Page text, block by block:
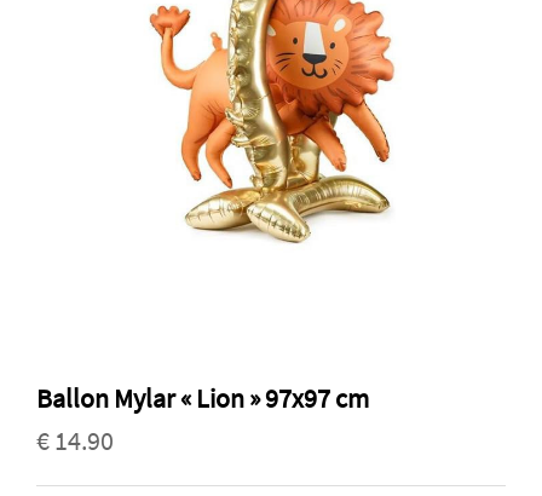
Ballon Mylar « Lion » 97x97 cm
€ 14.90